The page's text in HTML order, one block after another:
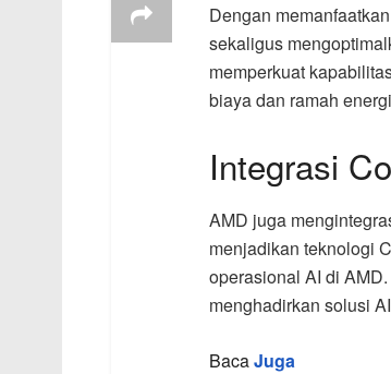
Dengan
sekaligus
memperkuat
biaya dan ramah
Integrasi
AMD juga
menjadikan teknologi
operasional AI di
menghadirkan solusi
BacaJuga